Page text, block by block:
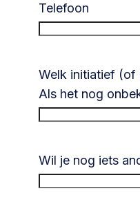
Telefoon
Welk initiatief (of
Als het nog
Wil je nog iets